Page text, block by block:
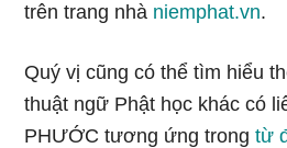
trên trang nhà niemphat.vn.
Quý vị cũng có thể tìm hiểu
thuật ngữ Phật học khác có
PHƯỚC tương ứng trongtừ